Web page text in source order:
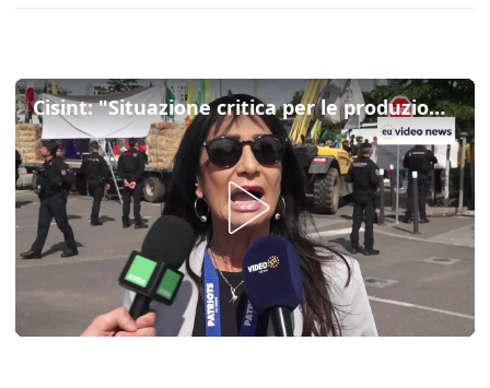
Cisint: "Situazione critica per le produzioni agricole friulane, serve una revisione delle regole di ingaggio"